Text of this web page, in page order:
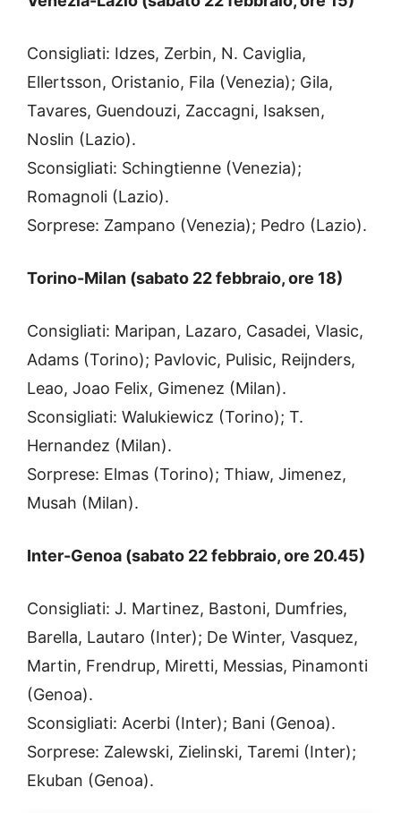
Consigliati: Idzes, Zerbin, N. Caviglia,
Ellertsson, Oristanio, Fila (Venezia); Gila,
Tavares, Guendouzi, Zaccagni, Isaksen,
Noslin (Lazio).
Sconsigliati: Schingtienne (Venezia);
Romagnoli (Lazio).
Sorprese: Zampano (Venezia); Pedro (Lazio).
Torino-Milan (sabato 22 febbraio, ore 18)
Consigliati: Maripan, Lazaro, Casadei, Vlasic,
Adams (Torino); Pavlovic, Pulisic, Reijnders,
Leao, Joao Felix, Gimenez (Milan).
Sconsigliati: Walukiewicz (Torino); T.
Hernandez (Milan).
Sorprese: Elmas (Torino); Thiaw, Jimenez,
Musah (Milan).
Inter-Genoa (sabato 22 febbraio, ore 20.45)
Consigliati: J. Martinez, Bastoni, Dumfries,
Barella, Lautaro (Inter); De Winter, Vasquez,
Martin, Frendrup, Miretti, Messias, Pinamonti
(Genoa).
Sconsigliati: Acerbi (Inter); Bani (Genoa).
Sorprese: Zalewski, Zielinski, Taremi (Inter);
Ekuban (Genoa).